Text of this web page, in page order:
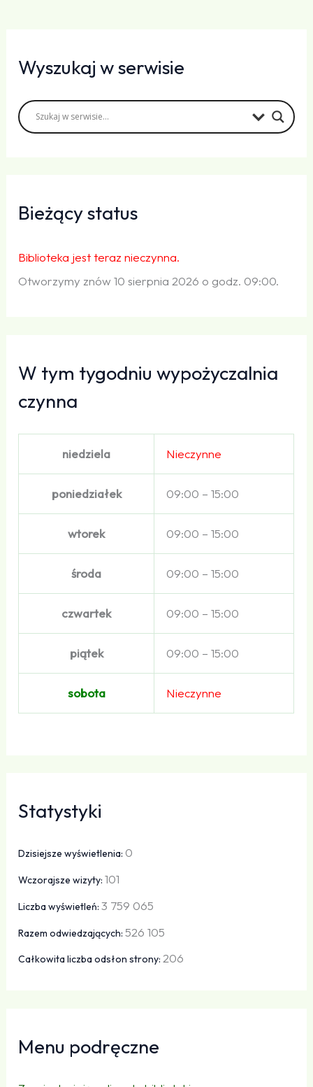
Wyszukaj w serwisie
Bieżący status
Biblioteka jest teraz nieczynna.
Otworzymy znów 10 sierpnia 2026 o godz. 09:00.
W tym tygodniu wypożyczalnia
czynna
niedziela Nieczynne
poniedziałek 09:00 – 15:00
wtorek 09:00 – 15:00
środa 09:00 – 15:00
czwartek 09:00 – 15:00
piątek 09:00 – 15:00
sobota Nieczynne
Statystyki
Dzisiejsze wyświetlenia: 0
Wczorajsze wizyty:101
Liczba wyświetleń:3 759 065
Razem odwiedzających:526 105
Całkowita liczba odsłon strony:206
Menu podręczne